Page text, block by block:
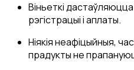
Віньеткі
рэгістрацыі і аплаты.
Ніякія неафіцыйныя,
прадукты не